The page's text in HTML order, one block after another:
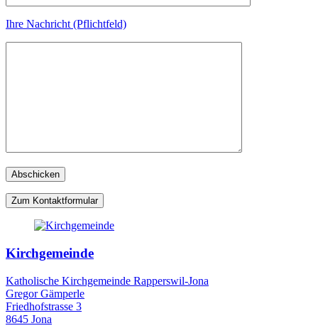
Ihre Nachricht (Pflichtfeld)
Zum Kontaktformular
Kirchgemeinde
Katholische Kirchgemeinde Rapperswil-Jona
Gregor Gämperle
Friedhofstrasse 3
8645 Jona